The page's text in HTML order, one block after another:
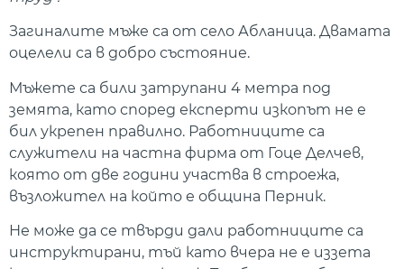
Загиналите мъже са от село Абланица. Двамата
оцелели са в добро състояние.
Мъжете са били затрупани 4 метра под
земята, като според експерти изкопът не е
бил укрепен правилно. Работниците са
служители на частна фирма от Гоце Делчев,
която от две години участва в строежа,
възложител на който е община Перник.
Не може да се твърди дали работниците са
инструктирани, тъй като вчера не е иззета